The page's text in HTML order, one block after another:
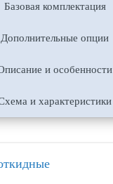
Базовая комплектация
Дополнительные опции
и особенности
и характеристики